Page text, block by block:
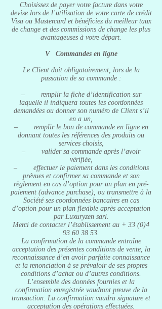
Choisissez de payer votre facture dans votre
devise lors de l’utilisation de votre carte de crédit
Visa ou Mastercard et bénéficiez du meilleur taux
de change et des commissions de change les plus
avantageuses à votre départ.
V Commandes en ligne
Le Client doit obligatoirement, lors de la
passation de sa commande :
– remplir la fiche d’identification sur
laquelle il indiquera toutes les coordonnées
demandées ou donner son numéro de Client s’il
en a un,
– remplir le bon de commande en ligne en
donnant toutes les références des produits ou
services choisis,
– valider sa commande après l’avoir
vérifiée,
– effectuer le paiement dans les conditions
prévues et confirmer sa commande et son
règlement en cas d’option pour un plan en pré-
paiement (advance purchase), ou transmettre à la
Société ses coordonnées bancaires en cas
d’option pour un plan flexible après acceptation
par Luxuryzen sarl.
Merci de contacter l’établissement au + 33 (0)4
93 60 38 53
La confirmation de la commande entraîne
acceptation des présentes conditions de vente, la
reconnaissance d’en avoir parfaite connaissance
et la renonciation à se prévaloir de ses propres
conditions d’achat ou d’autres conditions.
L’ensemble des données fournies et la
confirmation enregistrée vaudront preuve de la
transaction. La confirmation vaudra signature et
acceptation des opérations effectuées.